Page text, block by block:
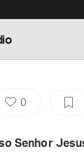
0
Senhor